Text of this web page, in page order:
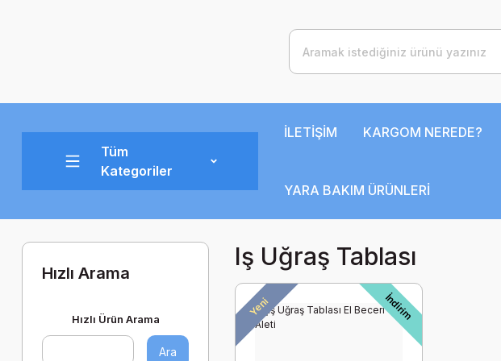
Tüm
Kategoriler
İLETİŞİM KARGOM NEREDE?
YARA BAKIM ÜRÜNLERİ
Hızlı Arama
Hızlı Ürün Arama
Ara
Iş Uğraş Tablası
Yeni İndirim